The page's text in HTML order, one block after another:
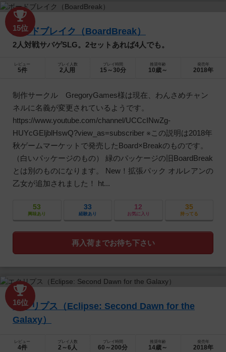
15位
ボードブレイク（BoardBreak）
2人対戦サバゲSLG。2セットあれば4人でも。
レビュー
5件
プレイ人数
2人用
プレイ時間
15～30分
推奨年齢
10歳～
発売年
2018年
制作サークル GregoryGames様は現在、わんさめチャン
ネルに名義が変更されているようです。
https://www.youtube.com/channel/UCCcINwZg-
HUYcGEljblHswQ?view_as=subscriber ※この説明は2018年
秋ゲームマーケットで発売したBoard×Breakのものです。
（白いパッケージのもの） 緑のパッケージの旧BoardBreak
とは別のものになります。 New！拡張パック オルレアンの
乙女が追加されました！ ht...
53
興味あり
33
経験あり
12
お気に入り
35
持ってる
再入荷までお待ち下さい
16位
エクリプス（Eclipse: Second Dawn for the
Galaxy）
レビュー
4件
プレイ人数
2～6人
プレイ時間
60～200分
推奨年齢
14歳～
発売年
2018年